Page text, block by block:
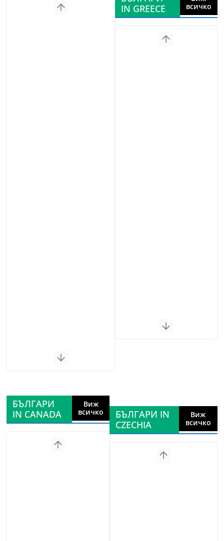
IN GREECE
всичко
БЪЛГАРИ
IN CANADA
Виж
всичко
БЪЛГАРИ IN
CZECHIA
Виж
всичко